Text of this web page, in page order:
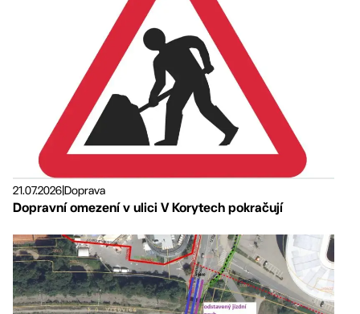
21.07.2026|Doprava
Dopravní omezení v ulici V Korytech pokračují